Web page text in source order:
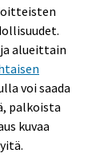
alueittain
voi saada
palkoista
kuvaa